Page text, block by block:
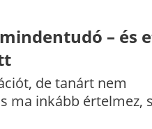
– és
de tanárt nem
ma inkább értelmez,